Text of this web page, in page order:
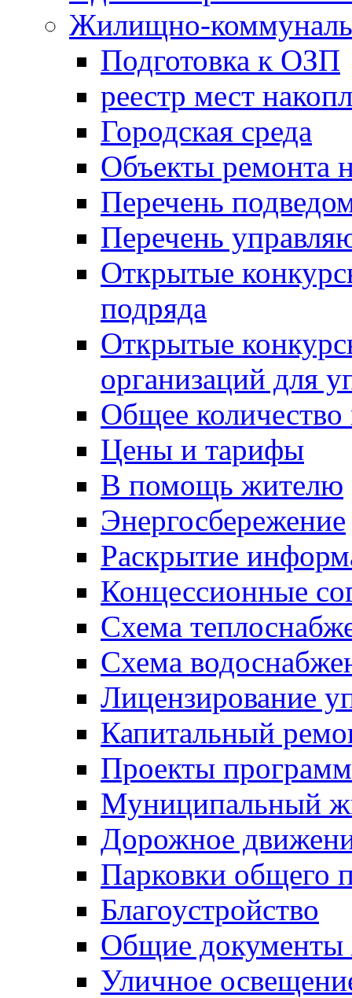
Жилищно-
Подготовка к ОЗП
реестр мест
Городская среда
Объекты ремонта
Перечень
Перечень
Открытые
подряда
Открытые
организаций для
Общее
Цены и тарифы
В помощь жителю
Энергосбережение
Раскрытие
Концессионные
Схема
Схема
Лицензирование
Капитальный
Проекты программ
Муниципальный
Дорожное
Парковки общего
Благоустройство
Общие
Уличное